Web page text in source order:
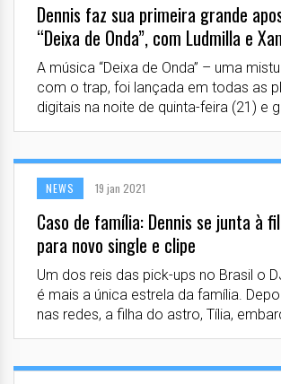
Dennis faz sua primeira grande
“Deixa de Onda”, com Ludmilla e
A música “Deixa de Onda” – uma
com o trap, foi lançada em todas as
digitais na noite de quinta-feira (21) e
NEWS 19 jan 2021
Caso de família: Dennis se junta à
para novo single e clipe
Um dos reis das pick-ups no Brasil o
é mais a única estrela da família.
nas redes, a filha do astro, Tília,